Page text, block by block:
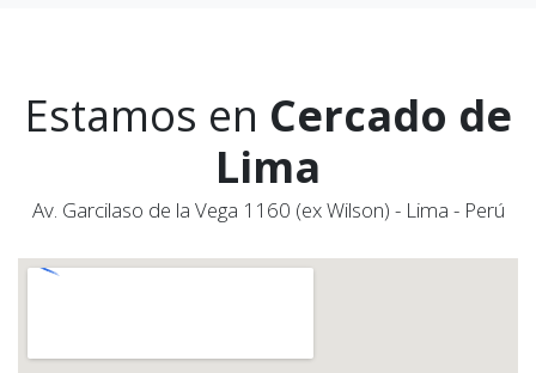
Estamos en Cercado de
Lima
Av. Garcilaso de la Vega 1160 (ex Wilson) - Lima - Perú